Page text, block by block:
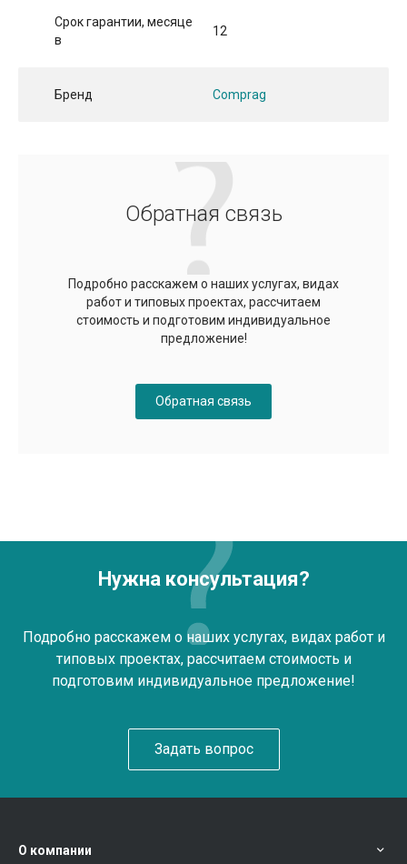
Срок гарантии, месяце
в
12
Бренд Comprag
Обратная связь
Подробно расскажем о наших услугах, видах
работ и типовых проектах, рассчитаем
стоимость и подготовим индивидуальное
предложение!
Обратная связь
Нужна консультация?
Подробно расскажем о наших услугах, видах работ и
типовых проектах, рассчитаем стоимость и
подготовим индивидуальное предложение!
Задать вопрос
О компании